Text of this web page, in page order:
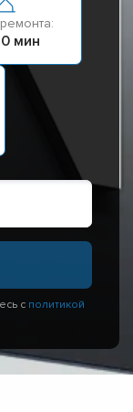
мин
с политикой